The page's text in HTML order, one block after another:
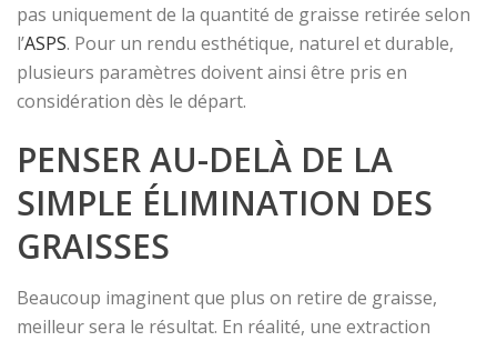
pas uniquement de la quantité de graisse retirée selon
l’ASPS. Pour un rendu esthétique, naturel et durable,
plusieurs paramètres doivent ainsi être pris en
considération dès le départ.
PENSER AU-DELÀ DE LA
SIMPLE ÉLIMINATION DES
GRAISSES
Beaucoup imaginent que plus on retire de graisse,
meilleur sera le résultat. En réalité, une extraction